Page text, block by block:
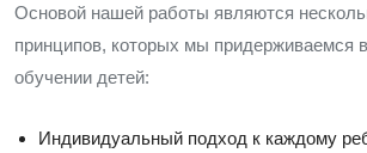
Основой нашей работы являются
принципов, которых мы придерживаемся
обучении детей:
Индивидуальный подход к каждому